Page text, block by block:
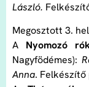
László.
Megosztott 3.
A Nyomozó
Nagyfödémes):
Anna. Felkészítő